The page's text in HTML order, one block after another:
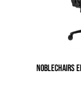
NOBLECHAIRS